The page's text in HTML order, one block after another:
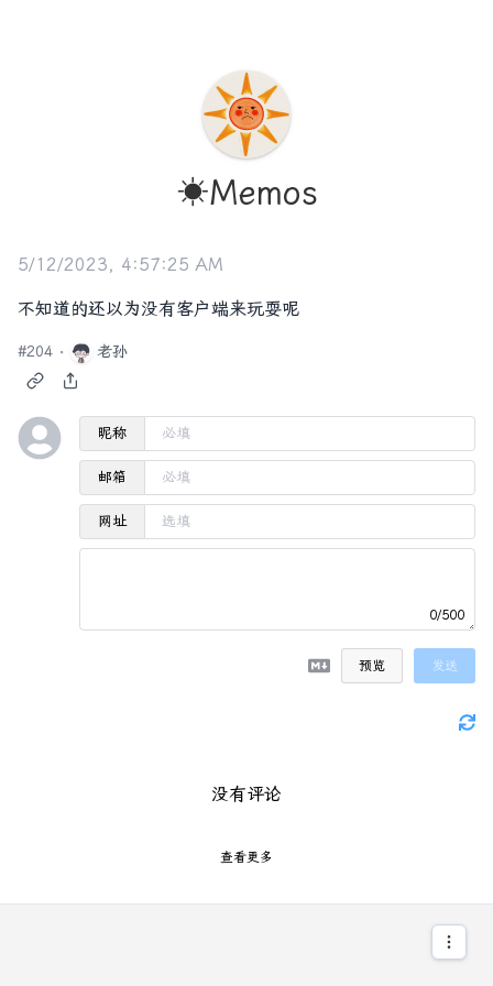
☀️Memos
5/12/2023, 4:57:25 AM
不知道的还以为没有客户端来玩耍呢
#204 老孙
昵称
邮箱
网址
0/500
预览 发送
没有评论
查看更多